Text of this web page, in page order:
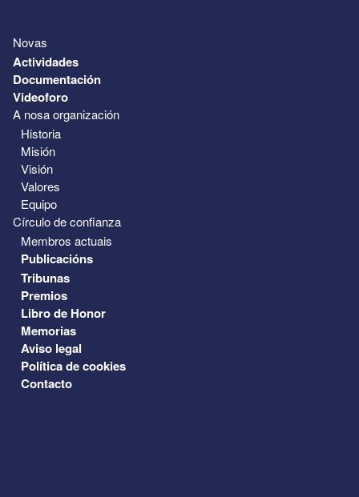
Novas
Actividades
Documentación
Videoforo
A nosa organización
Historia
Misión
Visión
Valores
Equipo
Círculo de confianza
Membros actuais
Publicacións
Tribunas
Premios
Libro de Honor
Memorias
Aviso legal
Política de cookies
Contacto